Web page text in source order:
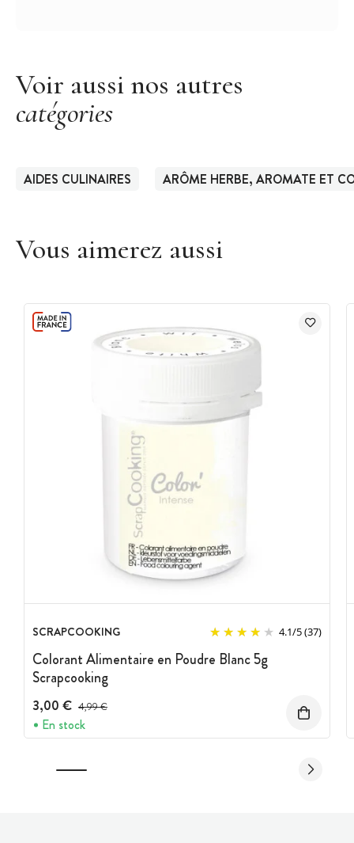
Voir aussi nos autres
catégories
AIDES CULINAIRES ARÔME HERBE, AROMATE ET
Vous aimerez aussi
SCRAPCOOKING 4.1/5(37)
Colorant Alimentaire en Poudre Blanc 5g
Scrapcooking
3,00 € Prix avant réduction :
4,99 €
En stock